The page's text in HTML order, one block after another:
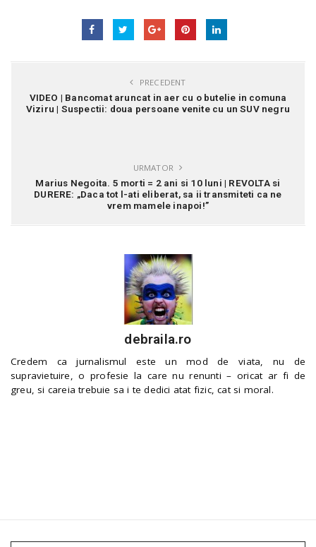
PRECEDENT
VIDEO | Bancomat aruncat in aer cu o butelie in comuna
Viziru | Suspectii: doua persoane venite cu un SUV negru
URMATOR
Marius Negoita. 5 morti = 2 ani si 10 luni | REVOLTA si
DURERE: „Daca tot l-ati eliberat, sa ii transmiteti ca ne
vrem mamele inapoi!”
debraila.ro
Credem ca jurnalismul este un mod de viata, nu de
supravietuire, o profesie la care nu renunti – oricat ar fi de
greu, si careia trebuie sa i te dedici atat fizic, cat si moral.